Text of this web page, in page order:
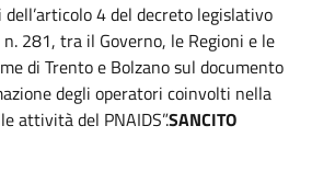
dell’articolo 4 del decreto legislativo
281, tra il Governo, le Regioni e le
di Trento e Bolzano sul documento
degli operatori coinvolti nella
attività del PNAIDS”.SANCITO